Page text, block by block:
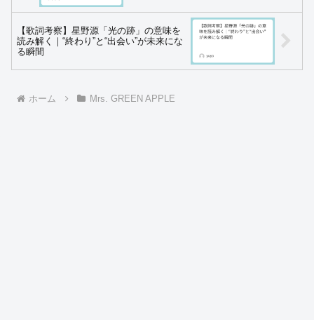
【歌詞考察】星野源「光の跡」の意味を
読み解く｜“終わり”と“出会い”が未来にな
る瞬間
ホーム Mrs. GREEN APPLE